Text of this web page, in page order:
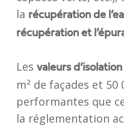
la récupération de
récupération et
Les valeurs d’isolation
m² de façades et 50
performantes que
la réglementation